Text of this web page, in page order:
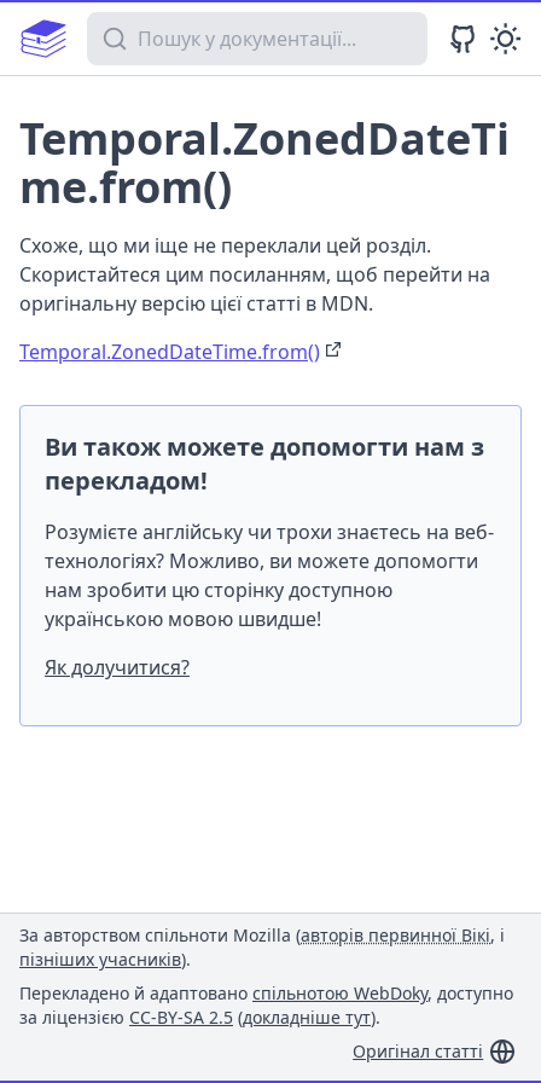
Пошук у документації
Temporal.ZonedDateTi
me.from()
Схоже, що ми іще не переклали цей розділ.
Скористайтеся цим посиланням, щоб перейти на
оригінальну версію цієї статті в MDN.
Temporal.ZonedDateTime.from()
Ви також можете допомогти нам з
перекладом!
Розумієте англійську чи трохи знаєтесь на веб-
технологіях? Можливо, ви можете допомогти
нам зробити цю сторінку доступною
українською мовою швидше!
Як долучитися?
За авторством спільноти Mozilla (авторів первинної Вікі, і
пізніших учасників).
Перекладено й адаптовано спільнотою WebDoky, доступно
за ліцензією CC-BY-SA 2.5 (докладніше тут).
Оригінал статті